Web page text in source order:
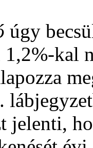
úgy
1,2%-kal
jelenti,